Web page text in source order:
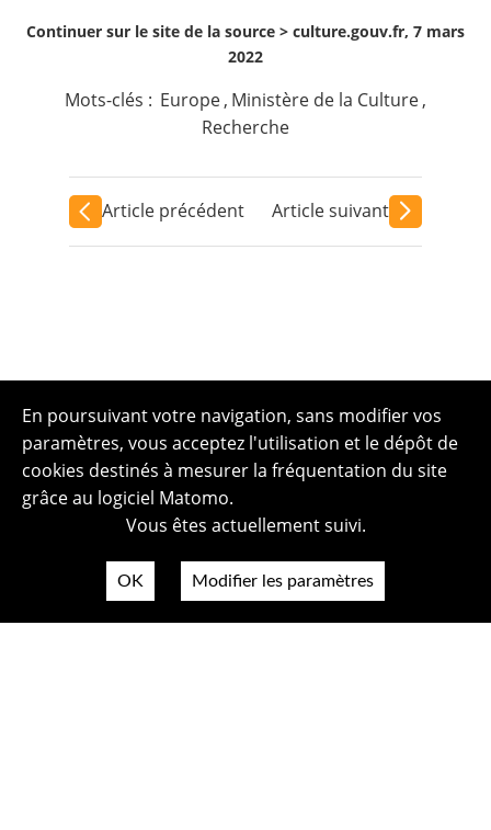
Continuer sur le site de la source > culture.gouv.fr, 7 mars
2022
Mots-clés : Europe, Ministère de la Culture,
Recherche
Article précédent Article suivant
En poursuivant votre navigation, sans modifier vos
paramètres, vous acceptez l'utilisation et le dépôt de
cookies destinés à mesurer la fréquentation du site
grâce au logiciel Matomo.
Vous êtes actuellement suivi.
OK Modifier les paramètres